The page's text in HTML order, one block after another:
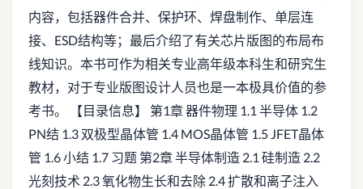
内容，包括器件合并、保护环、焊盘制作、单层连
接、ESD结构等；最后介绍了有关芯片版图的布局布
线知识。本书可作为相关专业高年级本科生和研究生
教材，对于专业版图设计人员也是一本极具价值的参
考书。 【目录信息】 第1章 器件物理 1.1 半导体 1.2
PN结 1.3 双极型晶体管 1.4 MOS晶体管 1.5 JFET晶体
管 1.6 小结 1.7 习题 第2章 半导体制造 2.1 硅制造 2.2
光刻技术 2.3 氧化物生长和去除 2.4 扩散和离子注入